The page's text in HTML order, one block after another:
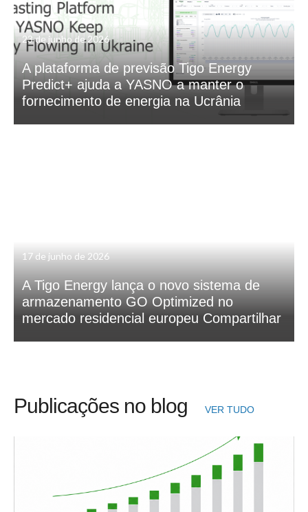
23 de junho de 2026
A plataforma de previsão Tigo Energy
Predict+ ajuda a YASNO a manter o
fornecimento de energia na Ucrânia
17 de junho de 2026
A Tigo Energy lança o novo sistema de
armazenamento GO Optimized no
mercado residencial europeu Compartilhar
Publicações no blog VER TUDO